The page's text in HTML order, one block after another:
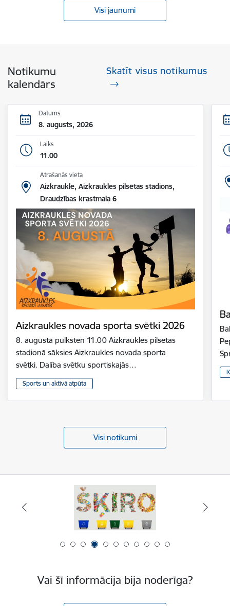
Visi jaunumi
Notikumu
kalendārs
Skatīt visus notikumus
Datums
8. augusts, 2026
Laiks
11.00
Atrašanās vieta
Aizkraukle, Aizkraukles pilsētas stadions,
Draudzības krastmala 6
Aizkraukles novada sporta svētki 2026
8. augustā pulksten 11.00 Aizkraukles pilsētas
stadionā sāksies Aizkraukles novada sporta
svētki. Dalība svētku sportiskajās…
Sports un aktīvā atpūta
Visi notikumi
Vai šī informācija bija noderīga?